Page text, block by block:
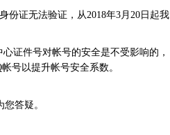
份证无法验证，从2018年3月20日起我
证件号对帐号的安全是不受影响的，
号以提升帐号安全系数。
答疑。